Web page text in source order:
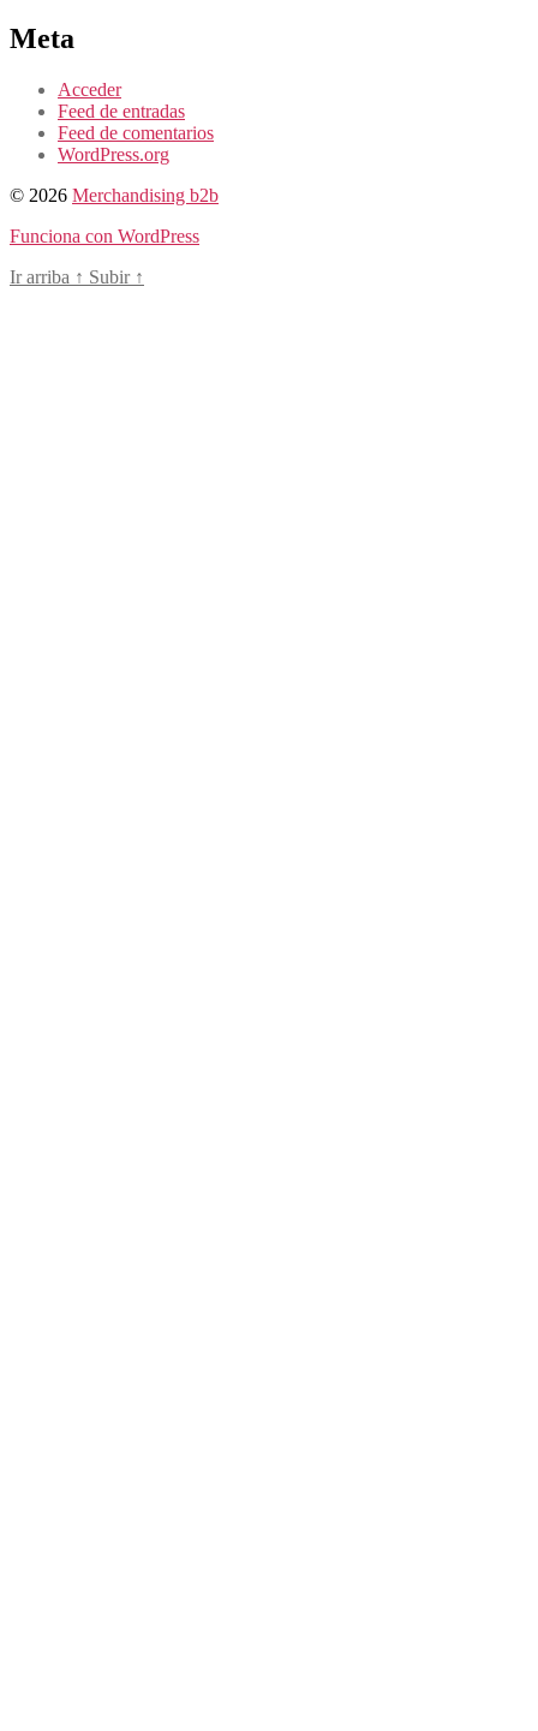
Meta
Acceder
Feed de entradas
Feed de comentarios
WordPress.org
© 2026 Merchandising b2b
Funciona con WordPress
Ir arriba ↑ Subir ↑